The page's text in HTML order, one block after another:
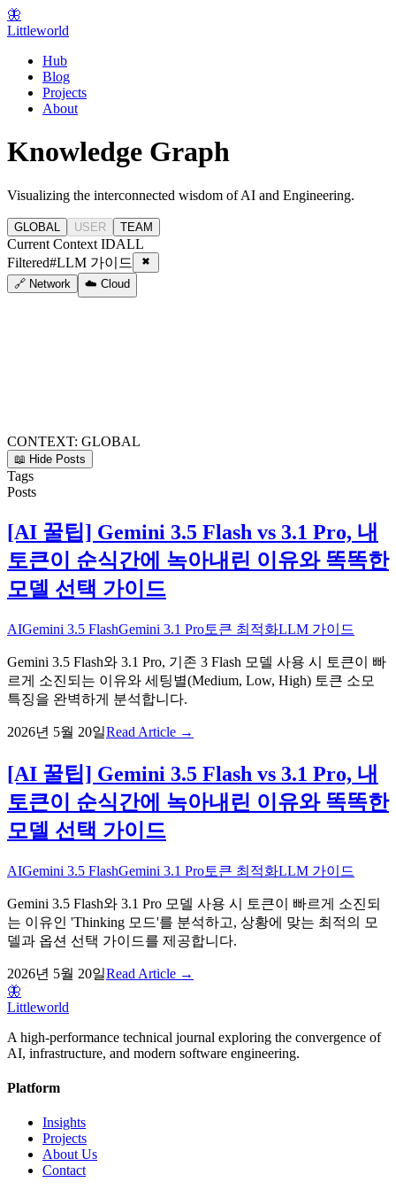
🦋
Littleworld
Hub
Blog
Projects
About
Knowledge Graph
Visualizing the interconnected wisdom of AI and Engineering.
GLOBAL USER TEAM
Current Context IDALL
Filtered#LLM 가이드
🔗 Network ☁️ Cloud
CONTEXT: GLOBAL
📖 Hide Posts
Tags
Posts
[AI 꿀팁] Gemini 3.5 Flash vs 3.1 Pro, 내
토큰이 순식간에 녹아내린 이유와 똑똑한
모델 선택 가이드
AIGemini 3.5 FlashGemini 3.1 Pro토큰 최적화LLM 가이드
Gemini 3.5 Flash와 3.1 Pro, 기존 3 Flash 모델 사용 시 토큰이 빠
르게 소진되는 이유와 세팅별(Medium, Low, High) 토큰 소모
특징을 완벽하게 분석합니다.
2026년 5월 20일Read Article →
[AI 꿀팁] Gemini 3.5 Flash vs 3.1 Pro, 내
토큰이 순식간에 녹아내린 이유와 똑똑한
모델 선택 가이드
AIGemini 3.5 FlashGemini 3.1 Pro토큰 최적화LLM 가이드
Gemini 3.5 Flash와 3.1 Pro 모델 사용 시 토큰이 빠르게 소진되
는 이유인 'Thinking 모드'를 분석하고, 상황에 맞는 최적의 모
델과 옵션 선택 가이드를 제공합니다.
2026년 5월 20일Read Article →
🦋
Littleworld
A high-performance technical journal exploring the convergence of
AI, infrastructure, and modern software engineering.
Platform
Insights
Projects
About Us
Contact